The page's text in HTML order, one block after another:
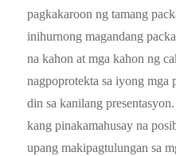
pagkakaroon ng tamang
inihurnong magandang
na kahon at mga kahon ng
nagpoprotekta sa iyong mga
din sa kanilang
kang pinakamahusay na
upang makipagtulungan sa